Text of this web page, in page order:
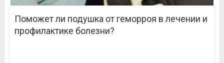
Поможет ли подушка от геморроя в лечении и
профилактике болезни?